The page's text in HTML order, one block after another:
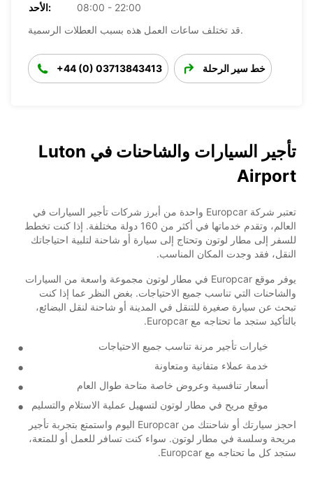
الأحد:
08:00 - 22:00
قد تختلف ساعات العمل هذه بسبب العطلات الرسمية.
+44 (0) 03713843413 خط سير الرحلة
تأجير السيارات والشاحنات في Luton
Airport
تعتبر شركة Europcar واحدة من أبرز شركات تأجير السيارات في
العالم، وتقدم خدماتها في أكثر من 160 دولة مختلفة. إذا كنت تخطط
للسفر إلى مطار لوتون وتحتاج إلى سيارة أو شاحنة لتلبية احتياجاتك
النقل، فقد وجدت المكان المناسب.
يوفر موقع Europcar في مطار لوتون مجموعة واسعة من السيارات
والشاحنات التي تناسب جميع الاحتياجات. بغض النظر عما إذا كنت
تبحث عن سيارة صغيرة للتنقل في المدينة أو شاحنة لنقل البضائع،
بالتأكيد ستجد ما تحتاجه مع Europcar.
خيارات تأجير مرنة تناسب جميع الاحتياجات
خدمة عملاء متفانية ومتعاونة
أسعار تنافسية وعروض خاصة متاحة طوال العام
موقع مريح في مطار لوتون لتسهيل عملية الاستلام والتسليم
احجز سيارتك أو شاحنتك من Europcar اليوم واستمتع بتجربة تأجير
مريحة وسلسة في مطار لوتون. سواء كنت تسافر للعمل أو للمتعة،
ستجد كل ما تحتاجه مع Europcar.